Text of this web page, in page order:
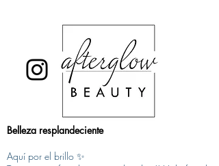
Belleza resplandeciente
Aquí por el brillo ✨